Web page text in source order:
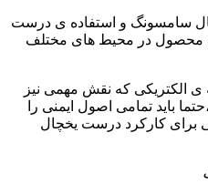
سامسونگ و استفاده ی درست
محصول در محیط های مختلف
ی الکتریکی که نقش مهمی نیز
باید تمامی اصول ایمنی را
برای کارکرد درست یخچال